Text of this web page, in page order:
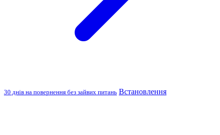
30 днів на повернення без зайвих питань Встановлення